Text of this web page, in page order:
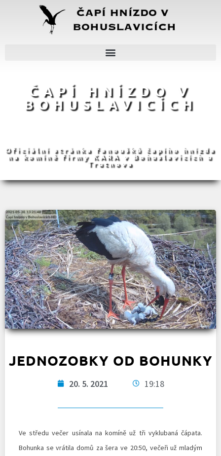
ČAPÍ HNÍZDO V
BOHUSLAVICÍCH
Oficiální stránka fanoušků čapího hnízda
na komíně firmy KARA v Bohuslavicích u
Trutnova
JEDNOZOBKY OD BOHUNKY
20. 5. 2021 19:18
Ve středu večer usínala na komíně už tři vyklubaná čápata.
Bohunka se vrátila domů za šera ve 20:50, večeři už mladým